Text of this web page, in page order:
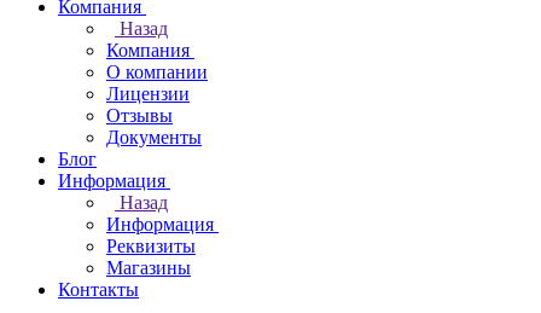
Компания
Назад
Компания
О компании
Лицензии
Отзывы
Документы
Блог
Информация
Назад
Информация
Реквизиты
Магазины
Контакты